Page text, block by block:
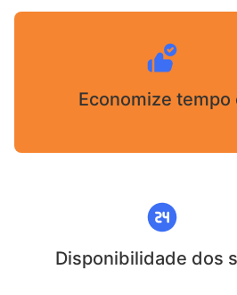
Economize tempo
Disponibilidade dos